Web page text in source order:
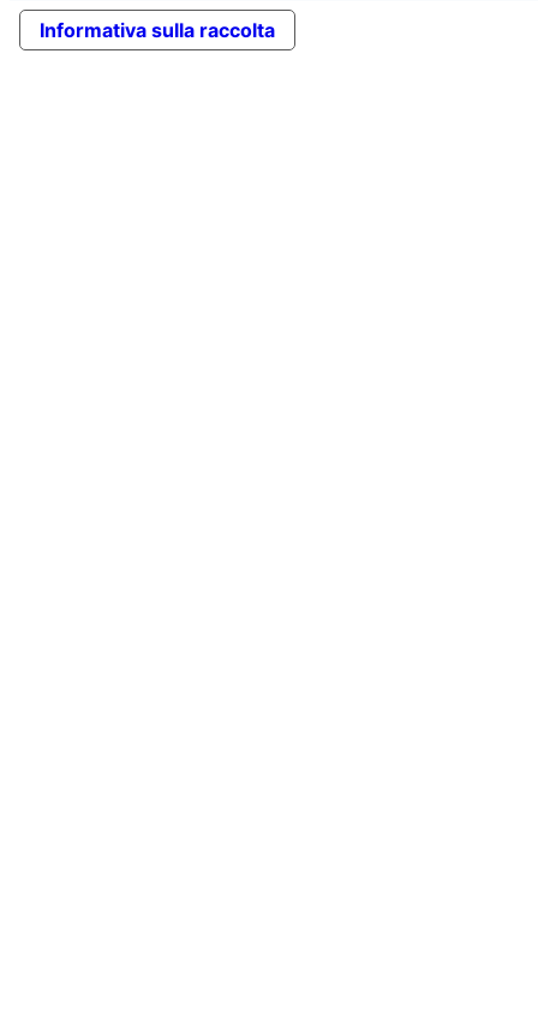
Informativa sulla raccolta